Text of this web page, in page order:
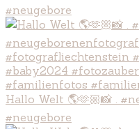
#neugebore
Hallo Welt 🌎🫶🏼📸 .
#neugebore